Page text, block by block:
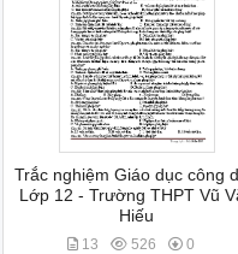
Trắc nghiệm Giáo dục công
Lớp 12 - Trường THPT Vũ
Hiếu
13 526 0